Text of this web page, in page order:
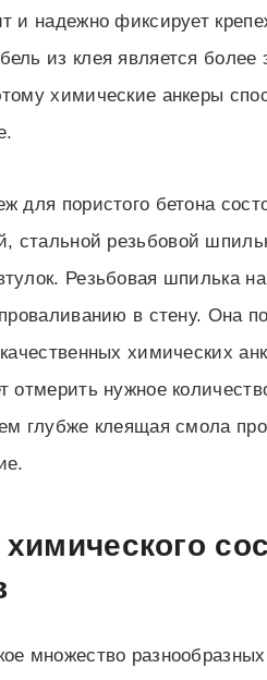
и надежно фиксирует
из клея является
химические анкеры
для пористого бетона
стальной резьбовой
Резьбовая шпилька
в стену. Она
химических
отмерить нужное
глубже клеящая смола
множество